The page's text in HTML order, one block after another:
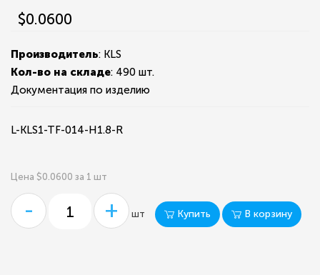
$0.0600
Производитель: KLS
Кол-во на складе: 490 шт.
Документация по изделию
L-KLS1-TF-014-H1.8-R
Цена $0.0600 за 1 шт
- + шт Купить В корзину